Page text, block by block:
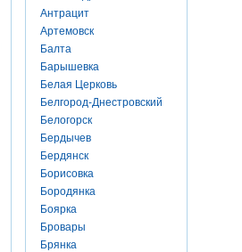
Антрацит
Артемовск
Балта
Барышевка
Белая Церковь
Белгород-Днестровский
Белогорск
Бердычев
Бердянск
Борисовка
Бородянка
Боярка
Бровары
Брянка